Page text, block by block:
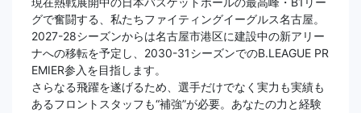
グで奮闘する、私たちファイティングイーグルス名古屋。
2027-28シーズンからは名古屋市港区に建設中の新アリー
ナへの移転を予定し、2030-31シーズンでのB.LEAGUE PR
EMIER参入を目指します。
さらなる飛躍を遂げるため、選手だけでなく実力も実績も
あるフロントスタッフも“補強”が必要。あなたの力と経験